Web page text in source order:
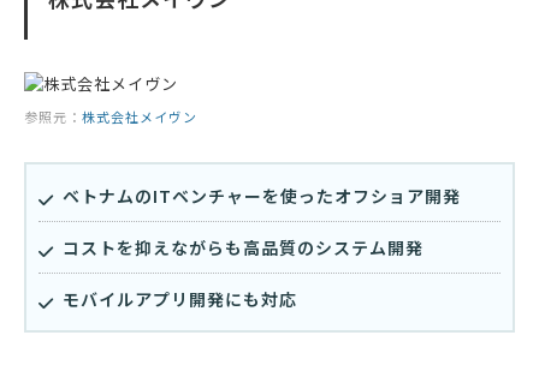
参照元： 株式会社メイヴン
ベトナムのITベンチャーを使ったオフショア開発
コストを抑えながらも高品質のシステム開発
モバイルアプリ開発にも対応